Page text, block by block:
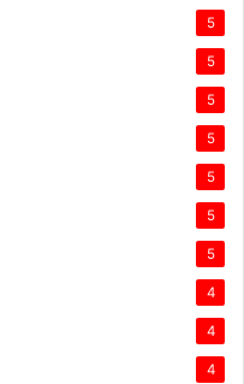
5
5
5
5
5
5
5
4
4
4